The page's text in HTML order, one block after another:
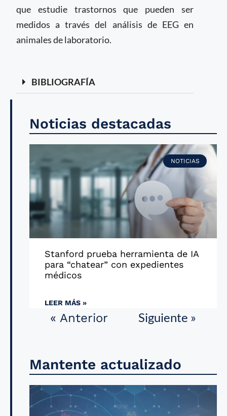
que estudie trastornos que pueden ser
medidos a través del análisis de EEG en
animales de laboratorio.
BIBLIOGRAFÍA
Noticias destacadas
NOTICIAS
Stanford prueba herramienta de IA
para “chatear” con expedientes
médicos
LEER MÁS »
« Anterior Siguiente »
Mantente actualizado